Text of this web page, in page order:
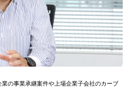
の事業承継案件や上場企業子会社のカーブ